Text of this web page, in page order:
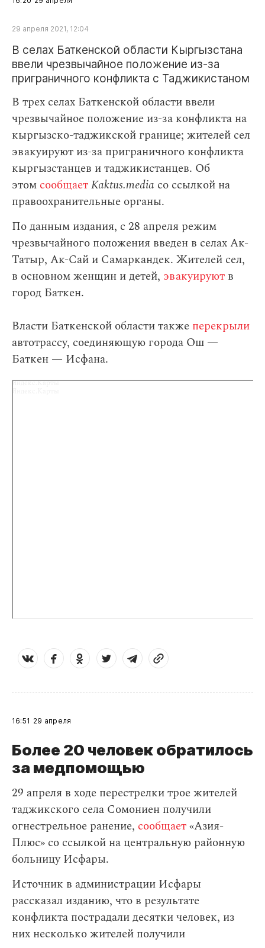
29 апреля 2021, 12:04
В селах Баткенской области Кыргызстана
ввели чрезвычайное положение из‑за
приграничного конфликта с Таджикистаном
В трех селах Баткенской области ввели
чрезвычайное положение из-за конфликта на
кыргызско-таджикской границе; жителей сел
эвакуируют из-за приграничного конфликта
кыргызстанцев и таджикистанцев. Об
этом сообщаетKaktus.media со ссылкой на
правоохранительные органы.
По данным издания, с 28 апреля режим
чрезвычайного положения введен в селах Ак-
Татыр, Ак-Сай и Самаркандек. Жителей сел,
в основном женщин и детей, эвакуируют в
город Баткен.
Власти Баткенской области также перекрыли
автотрассу, соединяющую города Ош —
Баткен — Исфана.
Яндекс.Карты
16:51 29 апреля
Более 20 человек обратилось
за медпомощью
29 апреля в ходе перестрелки трое жителей
таджикского села Сомониен получили
огнестрельное ранение, сообщает«Азия-
Плюс» со ссылкой на центральную районную
больницу Исфары.
Источник в администрации Исфары
рассказал изданию, что в результате
конфликта пострадали десятки человек, из
них несколько жителей получили